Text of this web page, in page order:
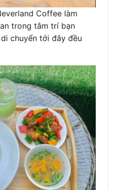
Coffee làm
trong tâm trí bạn
chuyển tới đây đều